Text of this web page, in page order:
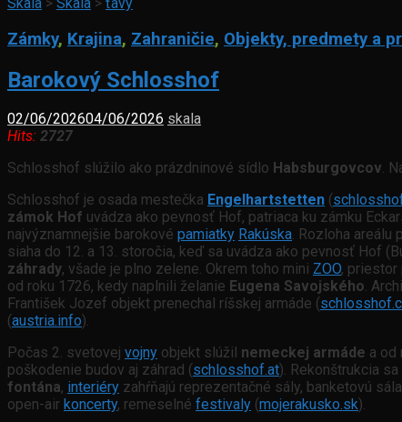
Zámky, Krajina, Zahraničie, Objekty, predmety a
Barokový Schlosshof
02/06/202604/06/2026 skala
Hits: 2727
Schlosshof slúžilo ako prázdninové sídlo Habsburgovcov.
Schlosshof je osada mestečka Engelhartstetten (
zámok Hof uvádza ako pevnosť Hof, patriaca ku zámku
najvýznamnejšie barokové pamiatky Rakúska. Rozloha areálu
siaha do 12. a 13. storočia, keď sa uvádza ako pevnosť Hof
záhrady, všade je plno zelene. Okrem toho mini ZOO, priestor
od roku 1726, kedy naplnili želanie Eugena Savojského.
František Jozef objekt prenechal ríšskej armáde (
(austria.info).
Počas 2. svetovej vojny objekt slúžil nemeckej armáde a od
poškodenie budov aj záhrad (schlosshof.at). Rekonštrukcia
fontána, interiéry zahŕňajú reprezentačné sály, banketovú
open-air koncerty, remeselné festivaly (mojerakusko.sk).